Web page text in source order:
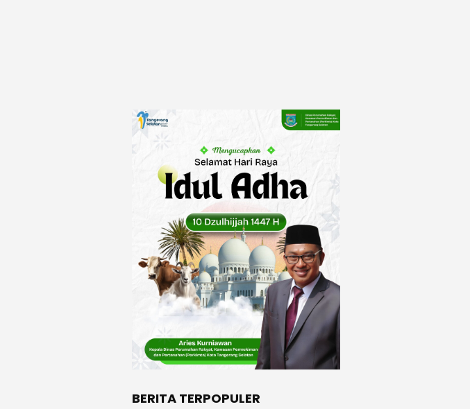
BERITA TERPOPULER